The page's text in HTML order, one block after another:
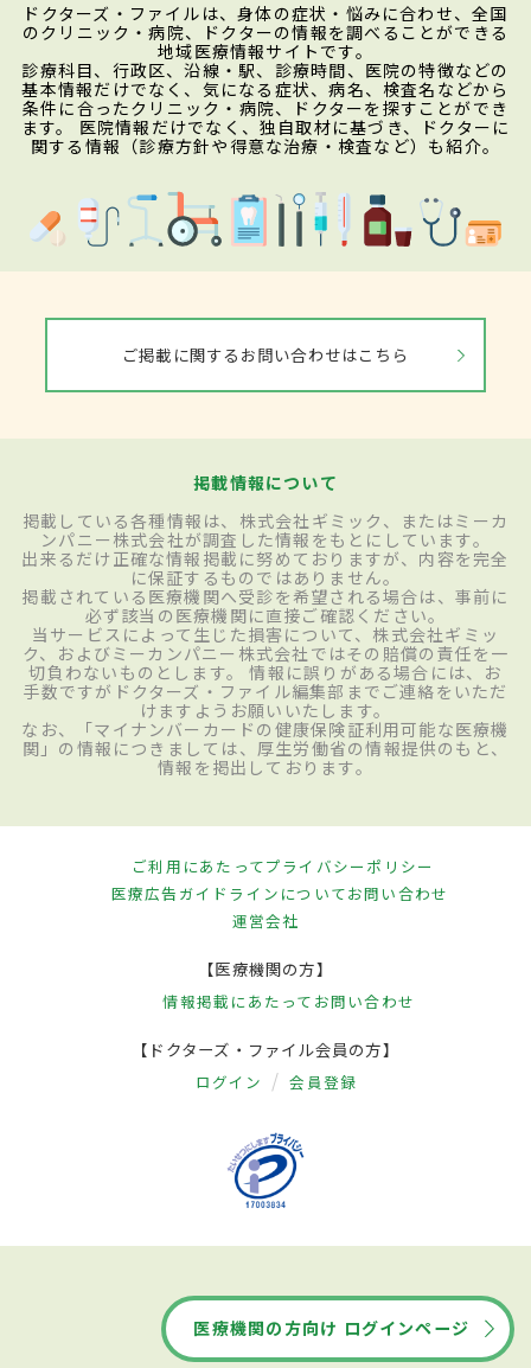
ドクターズ・ファイルは、身体の症状・悩みに合わせ、全国
のクリニック・病院、ドクターの情報を調べることができる
地域医療情報サイトです。
診療科目、行政区、沿線・駅、診療時間、医院の特徴などの
基本情報だけでなく、気になる症状、病名、検査名などから
条件に合ったクリニック・病院、ドクターを探すことができ
ます。 医院情報だけでなく、独自取材に基づき、ドクターに
関する情報（診療方針や得意な治療・検査など）も紹介。
ご掲載に関するお問い合わせはこちら
掲載情報について
掲載している各種情報は、株式会社ギミック、またはミーカ
ンパニー株式会社が調査した情報をもとにしています。
出来るだけ正確な情報掲載に努めておりますが、内容を完全
に保証するものではありません。
掲載されている医療機関へ受診を希望される場合は、事前に
必ず該当の医療機関に直接ご確認ください。
当サービスによって生じた損害について、株式会社ギミッ
ク、およびミーカンパニー株式会社ではその賠償の責任を一
切負わないものとします。 情報に誤りがある場合には、お
手数ですがドクターズ・ファイル編集部までご連絡をいただ
けますようお願いいたします。
なお、「マイナンバーカードの健康保険証利用可能な医療機
関」の情報につきましては、厚生労働省の情報提供のもと、
情報を掲出しております。
ご利用にあたってプライバシーポリシー
医療広告ガイドラインについてお問い合わせ
運営会社
【医療機関の方】
情報掲載にあたって お問い合わせ
【ドクターズ・ファイル会員の方】
ログイン 会員登録
医療機関の方向け ログインページ